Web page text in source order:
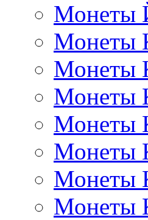
Монеты
Монеты
Монеты
Монеты
Монеты
Монеты
Монеты
Монеты